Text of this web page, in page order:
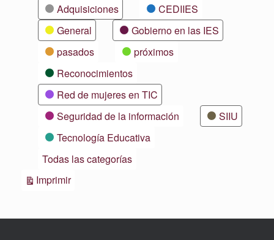
Adquisiciones
CEDIIES
General
Gobierno en las IES
pasados
próximos
Reconocimientos
Red de mujeres en TIC
Seguridad de la información
SIIU
Tecnología Educativa
Todas las categorías
ImprimirVistas